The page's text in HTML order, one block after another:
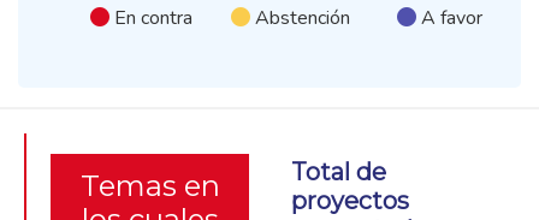
En contra Abstención A favor
Temas en
Total de
proyectos